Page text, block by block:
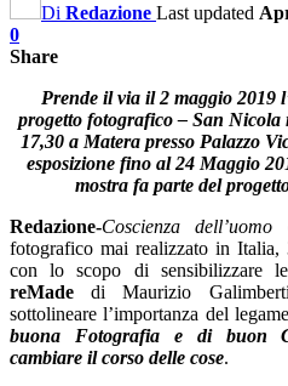
Di Redazione Last updated
0
Share
Prende il via il 2 maggio 2019
progetto fotografico – San
17,30 a Matera presso Palazzo
esposizione fino al 24 Maggio
mostra fa parte del
Redazione-Coscienza dell’uomo
fotografico mai realizzato in Italia,
con lo scopo di sensibilizzare
reMade di Maurizio
sottolineare l’importanza del
buona Fotografia e di buon
cambiare il corso delle cose.